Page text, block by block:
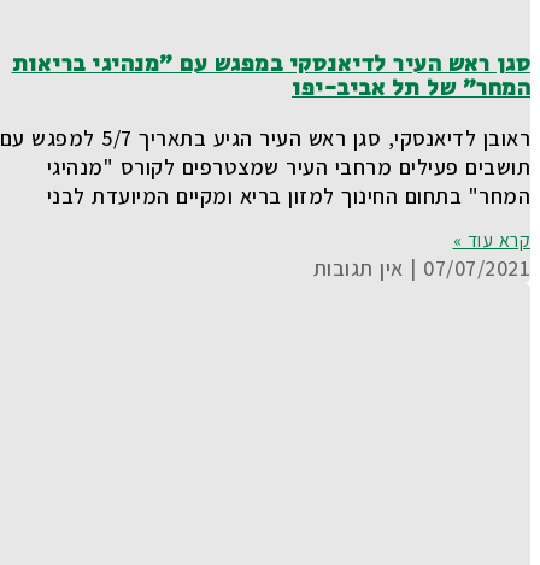
סגן ראש העיר לדיאנסקי במפגש עם "מנהיגי בריאות
המחר" של תל אביב-יפו
ראובן לדיאנסקי, סגן ראש העיר הגיע בתאריך 5/7 למפגש עם
תושבים פעילים מרחבי העיר שמצטרפים לקורס "מנהיגי
המחר" בתחום החינוך למזון בריא ומקיים המיועדת לבני
קרא עוד »
07/07/2021 אין תגובות